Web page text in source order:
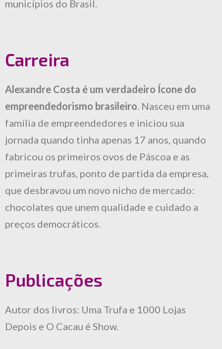
municípios do Brasil.
Carreira
Alexandre Costa é um verdadeiro Ícone do
empreendedorismo brasileiro. Nasceu em uma
família de empreendedores e iniciou sua
jornada quando tinha apenas 17 anos, quando
fabricou os primeiros ovos de Páscoa e as
primeiras trufas, ponto de partida da empresa,
que desbravou um novo nicho de mercado:
chocolates que unem qualidade e cuidado a
preços democráticos.
Publicações
Autor dos livros: Uma Trufa e 1000 Lojas
Depois e O Cacau é Show.